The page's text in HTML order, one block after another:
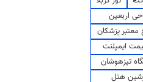
اربعین
پزشکان
ایمپلنت
تیزهوشان
هتل